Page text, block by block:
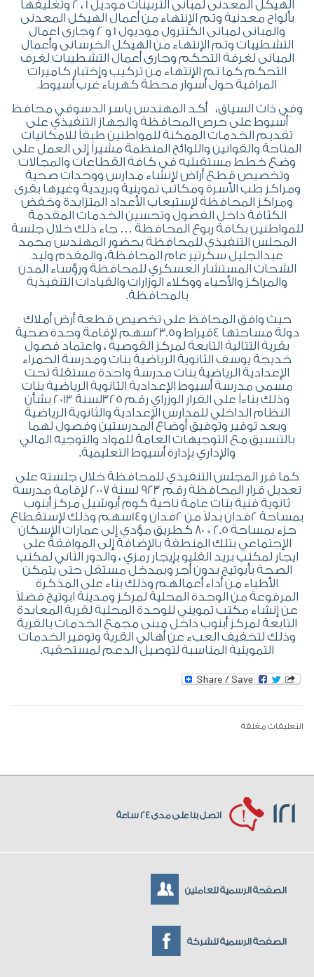
الهيكل المعدنى لمبانى التربينات موديل 1 ، 2 وتغليفها
بألواح معدنية وتم الإنتهاء من أعمال الهيكل المعدنى
والمبانى لمبانى الكنترول موديول 1 و 2 وجارى اعمال
التشطيبات وتم الإنتهاء من الهيكل الخرسانى وأعمال
المبانى لغرفة التحكم وجارى أعمال التشطيبات لغرف
التحكم كما تم الإنتهاء من تركيب وإختبار كاميرات
المراقبة حول أسوار محطة كهرباء غرب أسيوط.
وفِي ذات السياق، أكد المهندس ياسر الدسوقي محافظ
أسيوط على حرص المحافظة والجهاز التنفيذي على
تقديم الخدمات الممكنة للمواطنين طبقاً للامكانيات
المتاحة والقوانين واللوائح المنظمة مشيراً إلى العمل على
وضع خطط مستقبليه في كافة القطاعات والمجالات
وتخصيص قطع أراض لإنشاء مدارس ووحدات صحية
ومراكز طب الأسرة ومكاتب تموينية وبريدية وغيرها بقرى
ومراكز المحافظة لإستيعاب الأعداد المتزايدة وخفض
الكثافة داخل الفصول وتحسين الخدمات المقدمة
للمواطنين بكافة ربوع المحافظة … جاء ذلك خلال جلسة
المجلس التنفيذي للمحافظة بحضور المهندس محمد
عبدالجليل سكرتير عام المحافظة، والمقدم وليد
الشحات المستشار العسكري للمحافظة ورؤساء المدن
والمراكز والأحياء ووكلاء الوزارات والقيادات التنفيذية
بالمحافظة.
حيث وافق المحافظ على تخصيص قطعة أرض أملاك
دولة مساحتها 4قيراط و23.5سهم لإقامة وحدة صحية
بقرية التتالية التابعة لمركز القوصية ، واعتماد فصول
خديجة يوسف الثانوية الرياضية بنات ومدرسة الحمراء
الإعدادية الرياضية بنات مدرسة واحدة مستقلة تحت
مسمى مدرسة أسيوط الإعدادية الثانوية الرياضية بنات
وذلك بناءاً على القرار الوزراي رقم 325لسنة 2013 بشأن
النظام الداخلي للمدارس الإعدادية والثانوية الرياضية
وبعد توفير وتوفيق أوضاع المدرستين وفصول لهما
بالتنسيق مع التوجيهات العامة للمواد والتوجيه المالي
والإداري بإدارة أسيوط التعليمية.
كما قرر المجلس التنفيذي للمحافظة خلال جلسته على
تعديل قرار المحافظة رقم 923 لسنة 2007 لإقامة مدرسة
ثانوية فنية بنات عامة ناحية كوم أبوشيل مركز أبنوب
بمساحة 2فدان بدلاً من 2فدان و14سهم وذلك لإستقطاع
جزء بمساحة 2.5 * 80 كطريق مؤدي إلى عمارات الإسكان
الإجتماعي بتلك المنطقة بالإضافة إلى الموافقة على
ايجار لمكتب بريد الفليو بإيجار رمزي ، والدور الثاني لمكتب
الصحة بأبوتيج بدون أجر وبمدخل مستقل حتى يتمكن
الأطباء من أداء أعمالهم وذلك بناء على المذكرة
المرفوعة من الوحدة المحلية لمركز ومدينة ابوتيج فضلاً
عن إنشاء مكتب تمويني للوحدة المحلية لقرية المعابدة
التابعة لمركز أبنوب داخل مبنى مجمع الخدمات بالقرية
وذلك لتخفيف العبء عن أهالي القرية وتوفير الخدمات
التموينية المناسبة لتوصيل الدعم لمستحقيه.
التعليقات مغلقة
121 اتصل بنا على مدى 24 ساعة
الصفحة الرسمية للعاملين
الصفحة الرسمية للشركة